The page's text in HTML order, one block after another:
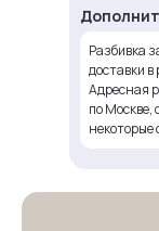
Разбивка
доставки
Адресная
по Москве,